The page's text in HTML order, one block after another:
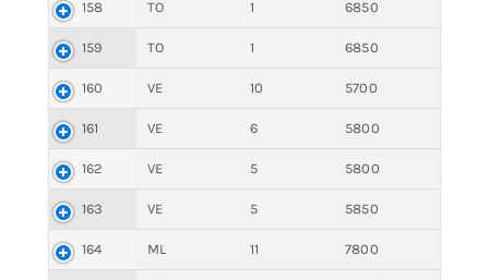
158 TO 1 6850
159 TO 1 6850
160 VE 10 5700
161 VE 6 5800
162 VE 5 5800
163 VE 5 5850
164 ML 11 7800